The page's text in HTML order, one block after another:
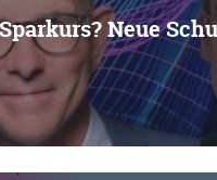
Neue